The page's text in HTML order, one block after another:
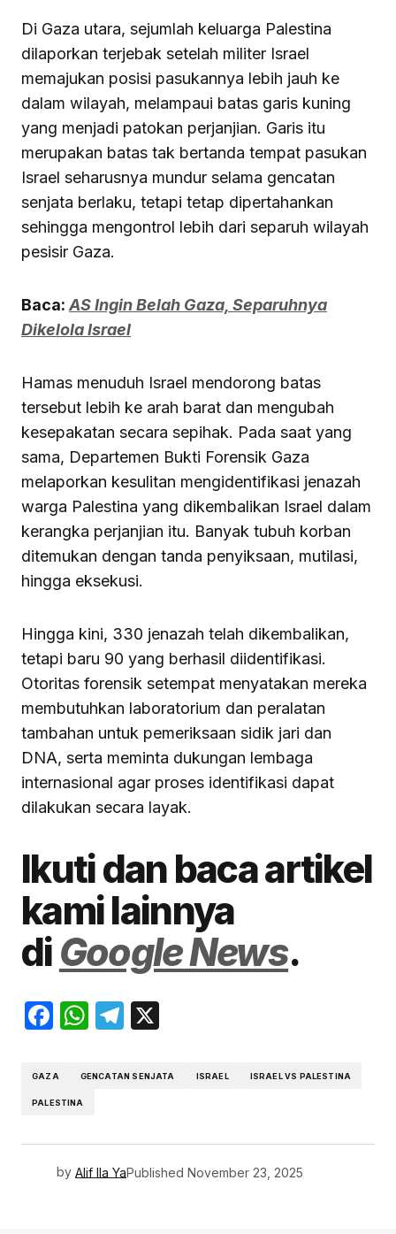
Di Gaza utara, sejumlah keluarga Palestina
dilaporkan terjebak setelah militer Israel
memajukan posisi pasukannya lebih jauh ke
dalam wilayah, melampaui batas garis kuning
yang menjadi patokan perjanjian. Garis itu
merupakan batas tak bertanda tempat pasukan
Israel seharusnya mundur selama gencatan
senjata berlaku, tetapi tetap dipertahankan
sehingga mengontrol lebih dari separuh wilayah
pesisir Gaza.
Baca:AS Ingin Belah Gaza, Separuhnya
Dikelola Israel
Hamas menuduh Israel mendorong batas
tersebut lebih ke arah barat dan mengubah
kesepakatan secara sepihak. Pada saat yang
sama, Departemen Bukti Forensik Gaza
melaporkan kesulitan mengidentifikasi jenazah
warga Palestina yang dikembalikan Israel dalam
kerangka perjanjian itu. Banyak tubuh korban
ditemukan dengan tanda penyiksaan, mutilasi,
hingga eksekusi.
Hingga kini, 330 jenazah telah dikembalikan,
tetapi baru 90 yang berhasil diidentifikasi.
Otoritas forensik setempat menyatakan mereka
membutuhkan laboratorium dan peralatan
tambahan untuk pemeriksaan sidik jari dan
DNA, serta meminta dukungan lembaga
internasional agar proses identifikasi dapat
dilakukan secara layak.
Ikuti dan baca artikel
kami lainnya
diGoogle News.
Facebook
WhatsApp
Telegram
GAZA GENCATAN SENJATA ISRAEL ISRAEL VS PALESTINA
PALESTINA
by Alif Ila YaPublished November 23, 2025